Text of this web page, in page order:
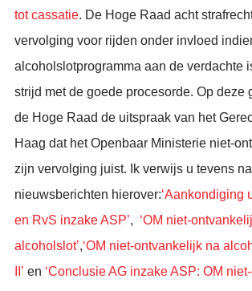
tot cassatie. De Hoge Raad acht
vervolging voor rijden onder invloed
alcoholslotprogramma aan de verdachte
strijd met de goede procesorde. Op deze
de Hoge Raad de uitspraak van het
Haag dat het Openbaar Ministerie niet-
zijn vervolging juist. Ik verwijs u tevens
nieuwsberichten hierover:‘Aankondiging
en RvS inzake ASP’, ‘OM niet-
alcoholslot’,‘OM niet-ontvankelijk na
II’ en ‘Conclusie AG inzake ASP: OM